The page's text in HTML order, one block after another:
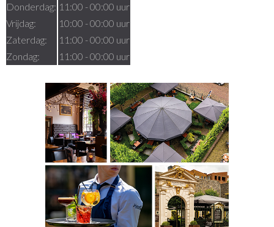
Donderdag:
Vrijdag:
Zaterdag:
Zondag:
11:00 - 00:00 uur
10:00 - 00:00 uur
11:00 - 00:00 uur
11:00 - 00:00 uur